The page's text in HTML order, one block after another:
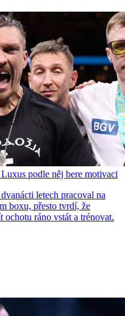
podle něj bere motivaci
letech pracoval na
boxu, přesto tvrdí, že
ráno vstát a trénovat.